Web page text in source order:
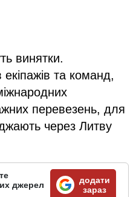
винятки.
та команд,
перевезень, для
через Литву
джерел
додати
зараз